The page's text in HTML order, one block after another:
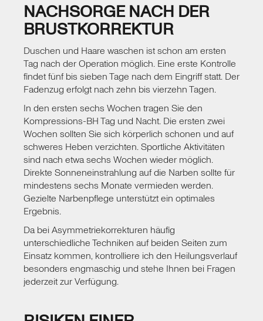
NACHSORGE NACH DER
BRUSTKORREKTUR
Duschen und Haare waschen ist schon am ersten
Tag nach der Operation möglich. Eine erste Kontrolle
findet fünf bis sieben Tage nach dem Eingriff statt. Der
Fadenzug erfolgt nach zehn bis vierzehn Tagen.
In den ersten sechs Wochen tragen Sie den
Kompressions-BH Tag und Nacht. Die ersten zwei
Wochen sollten Sie sich körperlich schonen und auf
schweres Heben verzichten. Sportliche Aktivitäten
sind nach etwa sechs Wochen wieder möglich.
Direkte Sonneneinstrahlung auf die Narben sollte für
mindestens sechs Monate vermieden werden.
Gezielte Narbenpflege unterstützt ein optimales
Ergebnis.
Da bei Asymmetriekorrekturen häufig
unterschiedliche Techniken auf beiden Seiten zum
Einsatz kommen, kontrolliere ich den Heilungsverlauf
besonders engmaschig und stehe Ihnen bei Fragen
jederzeit zur Verfügung.